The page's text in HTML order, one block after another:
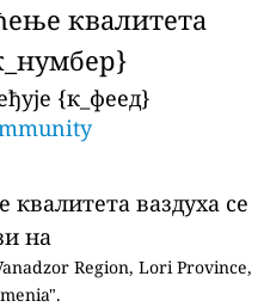
квалитета
{к_феед}
ваздуха се
на
Region, Lori Province,